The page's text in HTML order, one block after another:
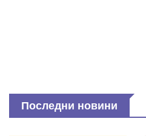
Последни новини